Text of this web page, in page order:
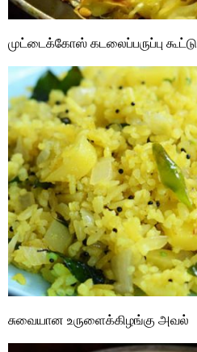
முட்டைக்கோஸ் கடலைப்பருப்பு கூட்டு
சுவையான உருளைக்கிழங்கு அவல்